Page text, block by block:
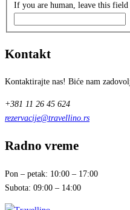
If you are human, leave this field
Kontakt
Kontaktirajte nas! Biće nam
+381 11 26 45 624
rezervacije@travellino.rs
Radno vreme
Pon – petak: 10:00 – 17:00
Subota: 09:00 – 14:00